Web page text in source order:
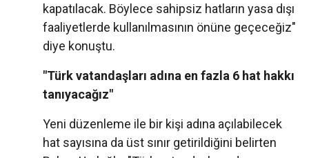
kapatılacak. Böylece sahipsiz hatların yasa dışı
faaliyetlerde kullanılmasının önüne geçeceğiz"
diye konuştu.
"Türk vatandaşları adına en fazla 6 hat hakkı
tanıyacağız"
Yeni düzenleme ile bir kişi adına açılabilecek
hat sayısına da üst sınır getirildiğini belirten